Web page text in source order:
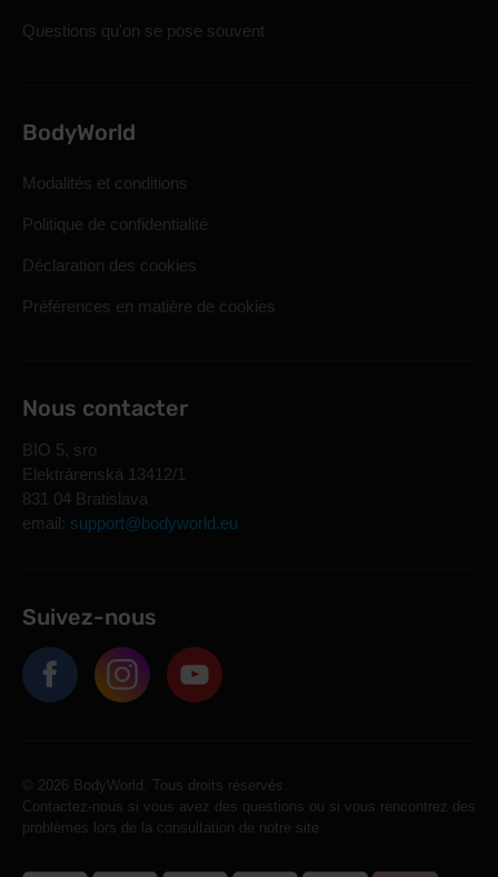
Questions qu'on se pose souvent
BodyWorld
Modalités et conditions
Politique de confidentialité
Déclaration des cookies
Préférences en matière de cookies
Nous contacter
BIO 5, sro
Elektrárenská 13412/1
831 04 Bratislava
email: support@bodyworld.eu
Suivez-nous
© 2026 BodyWorld. Tous droits réservés.
Contactez-nous si vous avez des questions ou si vous rencontrez des
problèmes lors de la consultation de notre site.